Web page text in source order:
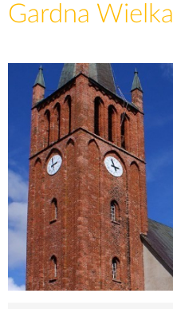
Gardna Wielka